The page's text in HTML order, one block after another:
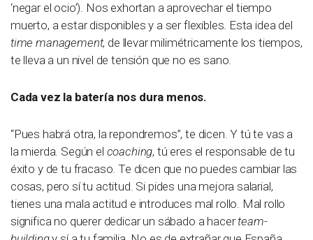
‘negar el ocio’). Nos exhortan a aprovechar el tiempo
muerto, a estar disponibles y a ser flexibles. Esta idea del
time management, de llevar milimétricamente los tiempos,
te lleva a un nivel de tensión que no es sano.
Cada vez la batería nos dura menos.
“Pues habrá otra, la repondremos”, te dicen. Y tú te vas a
la mierda. Según el coaching, tú eres el responsable de tu
éxito y de tu fracaso. Te dicen que no puedes cambiar las
cosas, pero sí tu actitud. Si pides una mejora salarial,
tienes una mala actitud e introduces mal rollo. Mal rollo
significa no querer dedicar un sábado a hacerteam-